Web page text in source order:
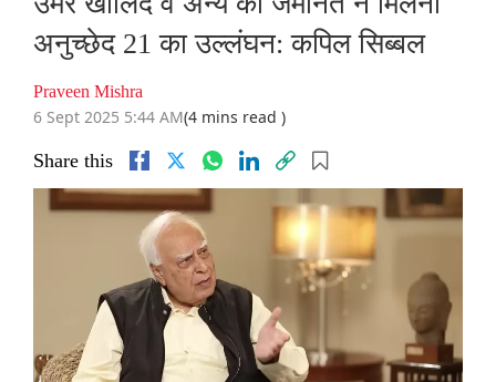
अनुच्छेद 21 का उल्लंघन: कपिल सिब्बल
Praveen Mishra
6 Sept 2025 5:44 AM(4 mins read )
Share this